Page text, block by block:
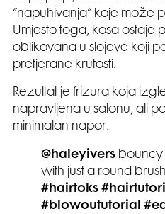
“napuhivanja” koje može
Umjesto toga, kosa ostaje
oblikovana u slojeve koji
pretjerane krutosti.
Rezultat je frizura koja
napravljena u salonu, ali
minimalan napor.
@haleyivers bouncy
with just a round
#hairtoks
#blowoututorial